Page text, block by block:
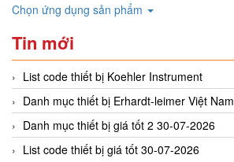
Chọn ứng dụng sản phẩm
Tin mới
List code thiết bị Koehler Instrument
Danh mục thiết bị Erhardt-leimer Việt Nam
Danh mục thiết bị giá tốt 2 30-07-2026
List code thiết bị giá tốt 30-07-2026